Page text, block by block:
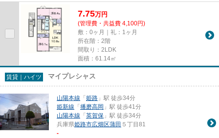
後は、お気軽に当社スタッフ...
7.75万円
(管理費・共益費 4,100円)
敷：0ヶ月｜礼：1ヶ月
所在階：2階
間取り：2LDK
面積：61.14㎡
賃貸｜ハイツ マイプレシャス
山陽本線 「姫路 」駅 徒歩34分
姫新線 「播磨高岡 」駅 徒歩41分
山陽本線 「英賀保 」駅 徒歩34分
兵庫県姫路市広畑区蒲田 ５丁目81
-